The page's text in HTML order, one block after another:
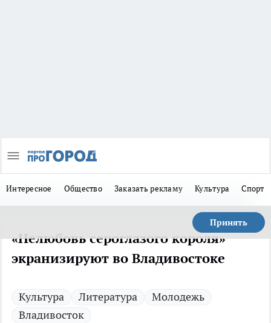
Интересное Общество Заказать рекламу Культура Спорт
Принять
«Нелюбовь сероглазого короля»
экранизируют во Владивостоке
Культура Литература
Молодежь
Владивосток